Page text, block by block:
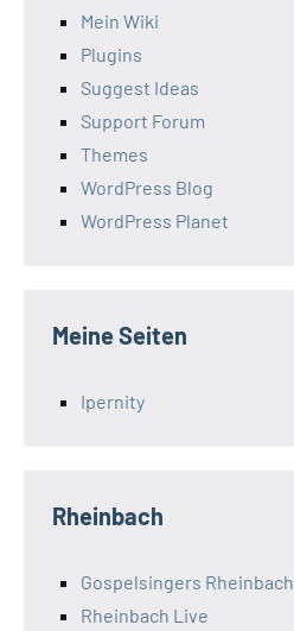
Mein Wiki
Plugins
Suggest Ideas
Support Forum
Themes
WordPress Blog
WordPress Planet
Meine Seiten
Ipernity
Rheinbach
Gospelsingers Rheinbach
Rheinbach Live